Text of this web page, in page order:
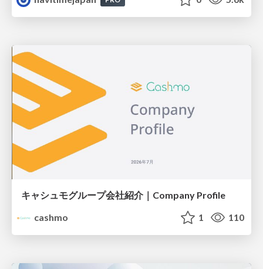
キャシュモグループ会社紹介｜Company Profile
cashmo
1 110